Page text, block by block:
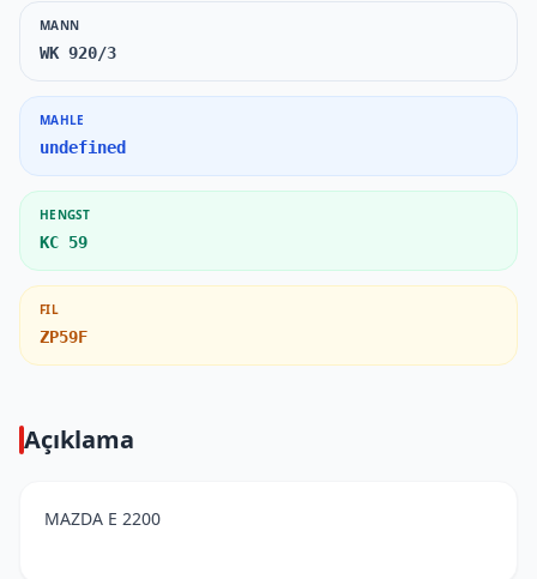
MANN
WK 920/3
MAHLE
undefined
HENGST
KC 59
FIL
ZP59F
Açıklama
MAZDA E 2200